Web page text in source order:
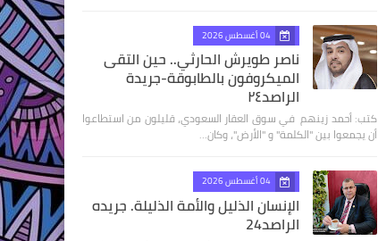
04 أغسطس 2026
ناصر طويرش الحارثي.. حين التقى
الميكروفون بالطابوقة-جريدة
الراصد٢٤
كتب: أحمد زينهم في سوق العقار السعودي، قليلون من استطاعوا
أن يجمعوا بين "الكلمة" و "الأرض"، وكان…
04 أغسطس 2026
الإنسان الذليل والأمة الذليلة. جريده
الراصد24